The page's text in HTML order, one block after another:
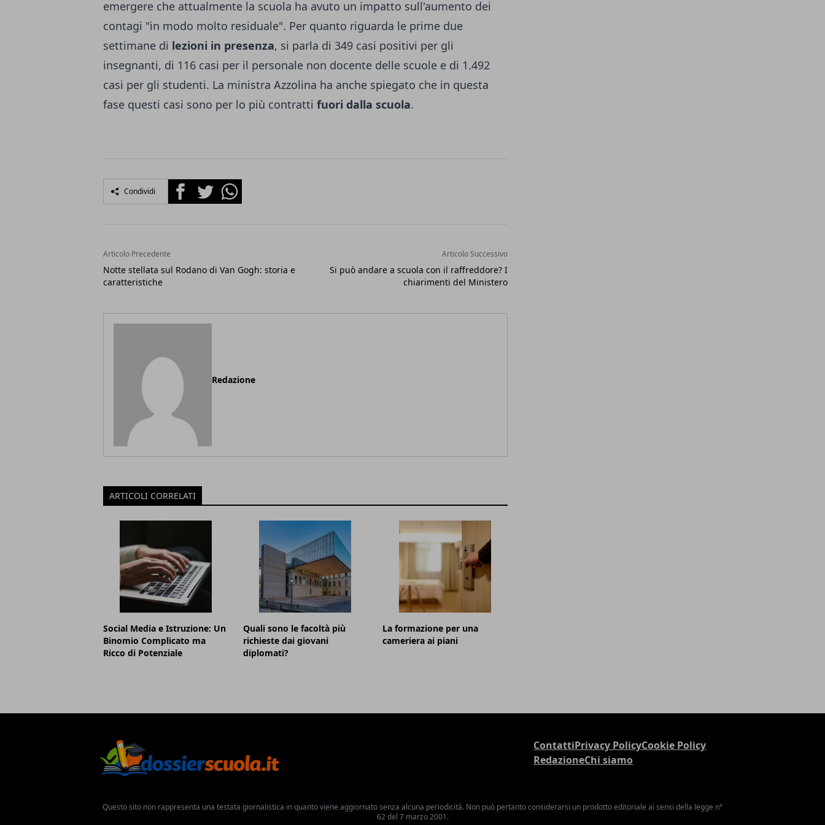
emergere che attualmente la scuola ha avuto un impatto sull'aumento dei
contagi "in modo molto residuale". Per quanto riguarda le prime due
settimane di lezioni in presenza, si parla di 349 casi positivi per gli
insegnanti, di 116 casi per il personale non docente delle scuole e di 1.492
casi per gli studenti. La ministra Azzolina ha anche spiegato che in questa
fase questi casi sono per lo più contratti fuori dalla scuola.
Condividi FacebookTwitterWhatsapp
Articolo Precedente
Notte stellata sul Rodano di Van Gogh: storia e
caratteristiche
Articolo Successivo
Si può andare a scuola con il raffreddore? I
chiarimenti del Ministero
Redazione
ARTICOLI CORRELATI
Social Media e Istruzione: Un
Binomio Complicato ma
Ricco di Potenziale
Quali sono le facoltà più
richieste dai giovani
diplomati?
La formazione per una
cameriera ai piani
ContattiPrivacy PolicyCookie Policy
RedazioneChi siamo
Questo sito non rappresenta una testata giornalistica in quanto viene aggiornato senza alcuna periodicità. Non può pertanto considerarsi un prodotto editoriale ai sensi della legge n°
62 del 7 marzo 2001.